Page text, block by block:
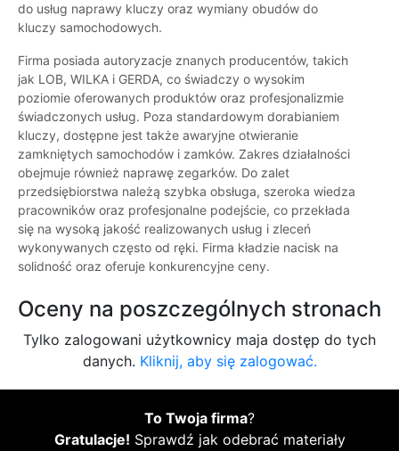
do usług naprawy kluczy oraz wymiany obudów do
kluczy samochodowych.
Firma posiada autoryzacje znanych producentów, takich
jak LOB, WILKA i GERDA, co świadczy o wysokim
poziomie oferowanych produktów oraz profesjonalizmie
świadczonych usług. Poza standardowym dorabianiem
kluczy, dostępne jest także awaryjne otwieranie
zamkniętych samochodów i zamków. Zakres działalności
obejmuje również naprawę zegarków. Do zalet
przedsiębiorstwa należą szybka obsługa, szeroka wiedza
pracowników oraz profesjonalne podejście, co przekłada
się na wysoką jakość realizowanych usług i zleceń
wykonywanych często od ręki. Firma kładzie nacisk na
solidność oraz oferuje konkurencyjne ceny.
Oceny na poszczególnych stronach
Tylko zalogowani użytkownicy maja dostęp do tych
danych. Kliknij, aby się zalogować.
To Twoja firma?
Gratulacje! Sprawdź jak odebrać materiały